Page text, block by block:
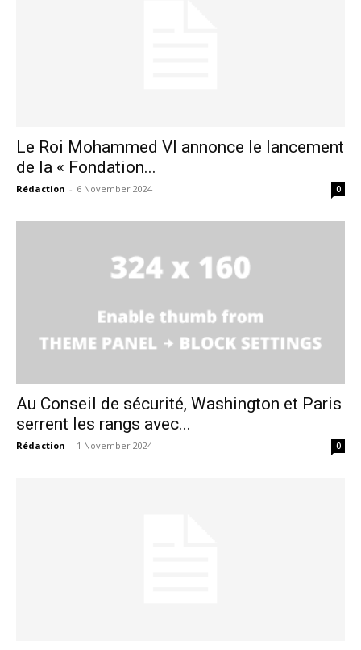
Le Roi Mohammed VI annonce le lancement
de la « Fondation...
Rédaction - 6 November 2024 0
Au Conseil de sécurité, Washington et Paris
serrent les rangs avec...
Rédaction - 1 November 2024 0